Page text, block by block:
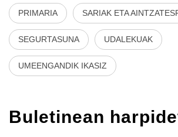
PRIMARIA SARIAK ETA
SEGURTASUNA UDALEKUAK
UMEENGANDIK IKASIZ
Buletinean